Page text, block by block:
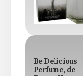
Be Delicious
Perfume, de